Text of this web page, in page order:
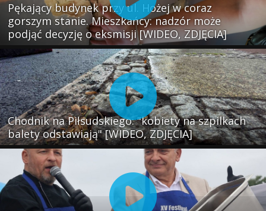
Pękający budynek przy ul. Hożej w coraz
gorszym stanie. Mieszkańcy: nadzór może
podjąć decyzję o eksmisji [WIDEO, ZDJĘCIA]
Chodnik na Piłsudskiego: "kobiety na szpilkach
balety odstawiają" [WIDEO, ZDJĘCIA]